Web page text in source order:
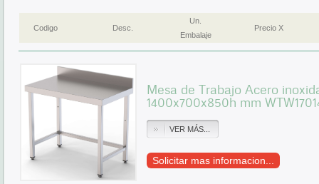
Codigo Desc.
Un.
Embalaje
Precio X
Mesa de Trabajo Acero
1400x700x850h mm
VER MÁS...
Solicitar mas informacion...